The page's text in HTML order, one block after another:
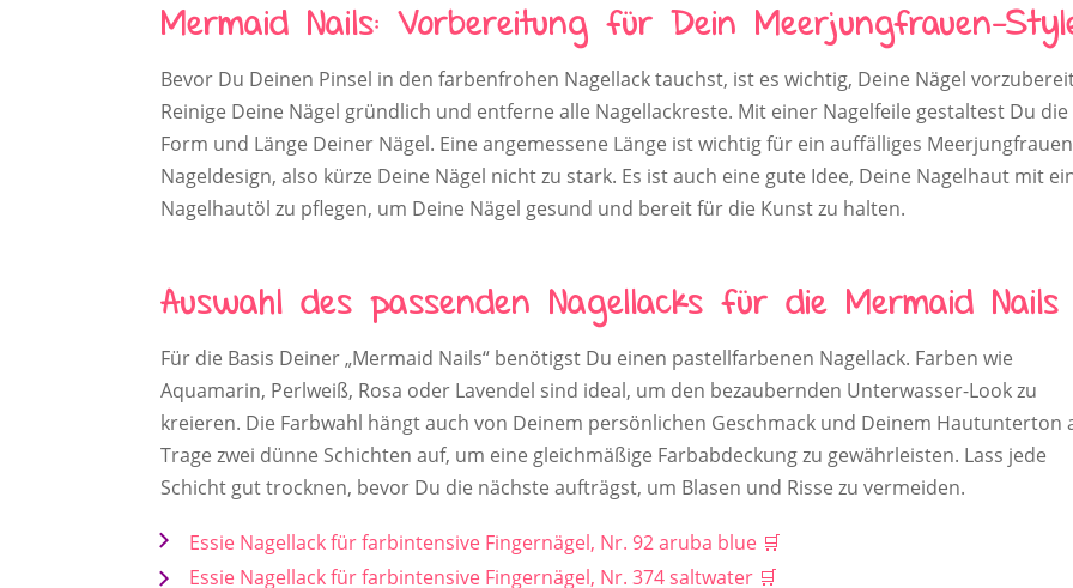
Mermaid Nails: Vorbereitung für Dein Meerjungfrauen-
Bevor Du Deinen Pinsel in den farbenfrohen Nagellack tauchst, ist es wichtig, Deine Nägel
Reinige Deine Nägel gründlich und entferne alle Nagellackreste. Mit einer Nagelfeile gestaltest Du die
Form und Länge Deiner Nägel. Eine angemessene Länge ist wichtig für ein auffälliges
Nageldesign, also kürze Deine Nägel nicht zu stark. Es ist auch eine gute Idee, Deine Nagelhaut mit
Nagelhautöl zu pflegen, um Deine Nägel gesund und bereit für die Kunst zu halten.
Auswahl des passenden Nagellacks für die Mermaid Nails
Für die Basis Deiner „Mermaid Nails“ benötigst Du einen pastellfarbenen Nagellack. Farben wie
Aquamarin, Perlweiß, Rosa oder Lavendel sind ideal, um den bezaubernden Unterwasser-Look zu
kreieren. Die Farbwahl hängt auch von Deinem persönlichen Geschmack und Deinem Hautunterton
Trage zwei dünne Schichten auf, um eine gleichmäßige Farbabdeckung zu gewährleisten. Lass jede
Schicht gut trocknen, bevor Du die nächste aufträgst, um Blasen und Risse zu vermeiden.
Essie Nagellack für farbintensive Fingernägel, Nr. 92 aruba blue
Essie Nagellack für farbintensive Fingernägel, Nr. 374 saltwater